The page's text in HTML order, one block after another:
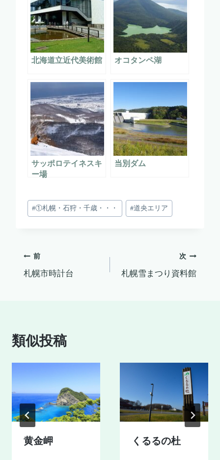
北海道立近代美術館 オコタンペ湖
サッポロテイネスキ
ー場
当別ダム
投
稿
#①札幌・石狩・千歳・・・ #道央エリア
投
稿
ゲ
ー
シ
ョ
ン
前
札幌市時計台
次
札幌雪まつり資料館
類似投稿
黄金岬 くるるの杜